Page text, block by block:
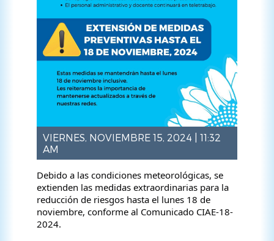
VIERNES, NOVIEMBRE 15, 2024 | 11:32
AM
Debido a las condiciones meteorológicas, se
extienden las medidas extraordinarias para la
reducción de riesgos hasta el lunes 18 de
noviembre, conforme al Comunicado CIAE-18-
2024.